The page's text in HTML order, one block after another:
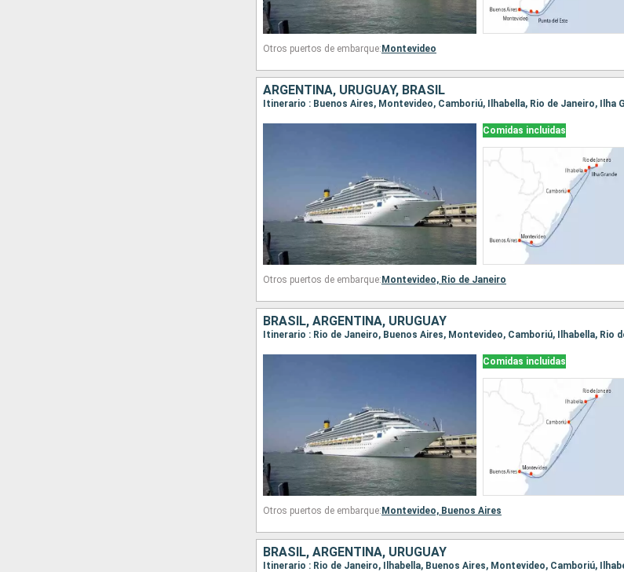
Otros puertos de embarque: Montevideo
ARGENTINA, URUGUAY, BRASIL
Itinerario : Buenos Aires, Montevideo, Camboriú, Ilhabella, Rio de Janeiro, Ilha
Comidas incluidas
Otros puertos de embarque: Montevideo, Rio de Janeiro
BRASIL, ARGENTINA, URUGUAY
Itinerario : Rio de Janeiro, Buenos Aires, Montevideo, Camboriú, Ilhabella, Rio
Comidas incluidas
Otros puertos de embarque: Montevideo, Buenos Aires
BRASIL, ARGENTINA, URUGUAY
Itinerario : Rio de Janeiro, Ilhabella, Buenos Aires, Montevideo, Camboriú,